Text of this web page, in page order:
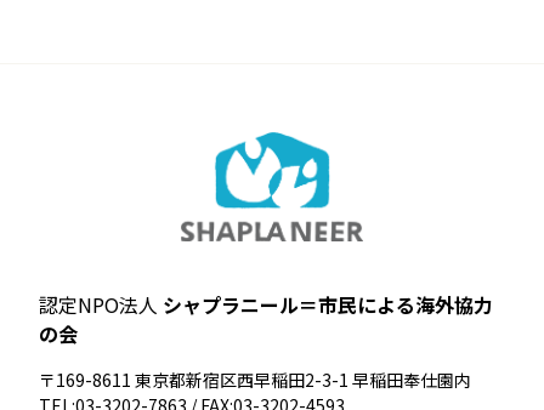
認定NPO法人 シャプラニール＝市民による海外協力
の会
〒169-8611 東京都新宿区西早稲田2-3-1 早稲田奉仕園内